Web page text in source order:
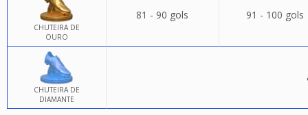
CHUTEIRA DE
OURO
81 - 90 gols 91 - 100 gols
CHUTEIRA DE
DIAMANTE